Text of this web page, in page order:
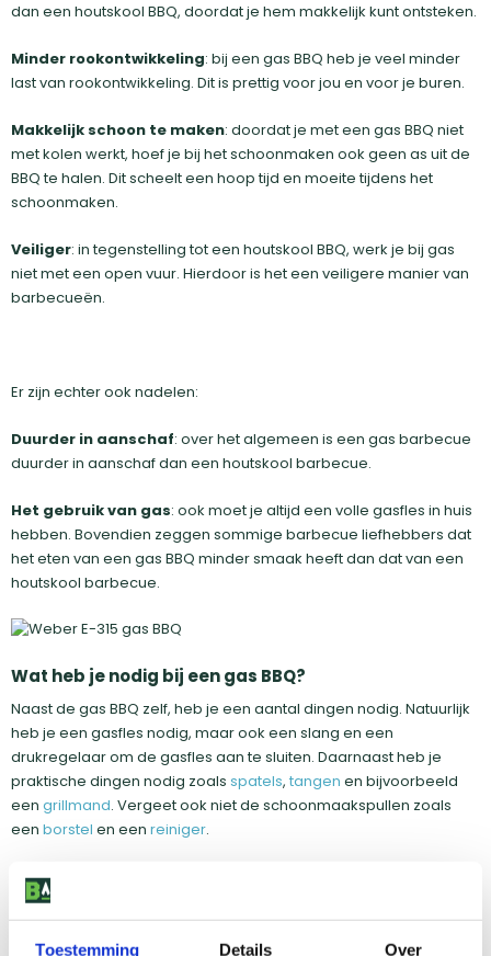
Toestemming Details Over
dan een houtskool BBQ, doordat je hem makkelijk kunt ontsteken.
Minder rookontwikkeling: bij een gas BBQ heb je veel minder
last van rookontwikkeling. Dit is prettig voor jou en voor je buren.
Makkelijk schoon te maken: doordat je met een gas BBQ niet
met kolen werkt, hoef je bij het schoonmaken ook geen as uit de
BBQ te halen. Dit scheelt een hoop tijd en moeite tijdens het
schoonmaken.
Veiliger: in tegenstelling tot een houtskool BBQ, werk je bij gas
niet met een open vuur. Hierdoor is het een veiligere manier van
barbecueën.
Er zijn echter ook nadelen:
Duurder in aanschaf: over het algemeen is een gas barbecue
duurder in aanschaf dan een houtskool barbecue.
Het gebruik van gas: ook moet je altijd een volle gasfles in huis
hebben. Bovendien zeggen sommige barbecue liefhebbers dat
het eten van een gas BBQ minder smaak heeft dan dat van een
houtskool barbecue.
Wat heb je nodig bij een gas BBQ?
Naast de gas BBQ zelf, heb je een aantal dingen nodig. Natuurlijk
heb je een gasfles nodig, maar ook een slang en een
drukregelaar om de gasfles aan te sluiten. Daarnaast heb je
praktische dingen nodig zoals spatels, tangen en bijvoorbeeld
een grillmand. Vergeet ook niet de schoonmaakspullen zoals
een borstel en een reiniger.